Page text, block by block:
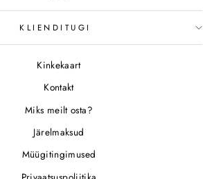
KLIENDITUGI
Kinkekaart
Kontakt
Miks meilt osta?
Järelmaksud
Müügitingimused